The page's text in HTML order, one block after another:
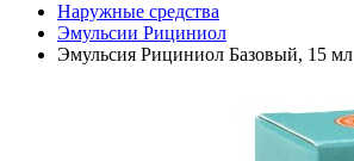
Наружные средства
Эмульсии Рициниол
Эмульсия Рициниол Базовый, 15 мл